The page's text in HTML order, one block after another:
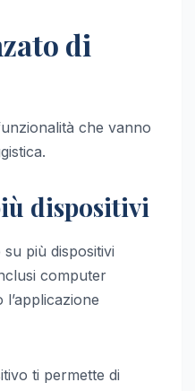
di
che vanno
dispositivi
più dispositivi
computer
ti permette di